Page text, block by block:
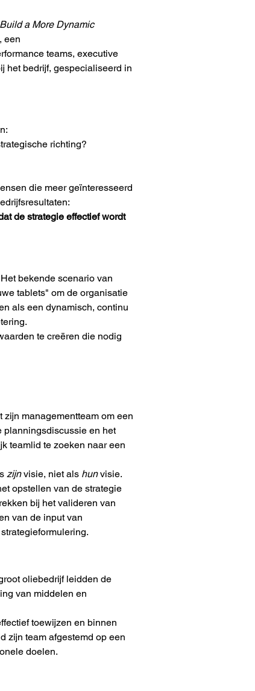
a More Dynamic
een
teams, executive
het bedrijf, gespecialiseerd in
richting?
die meer geïnteresseerd
de strategie effectief wordt
bekende scenario van
tablets" om de organisatie
als een dynamisch, continu
te creëren die nodig
managementteam om een
planningsdiscussie en het
teamlid te zoeken naar een
zijn visie, niet als hun visie.
opstellen van de strategie
bij het valideren van
van de input van
oliebedrijf leidden de
van middelen en
toewijzen en binnen
zijn team afgestemd op een
doelen.